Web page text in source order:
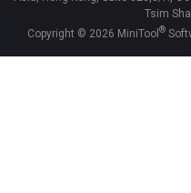
Tsim
Copyright © 2026 MiniTool ®